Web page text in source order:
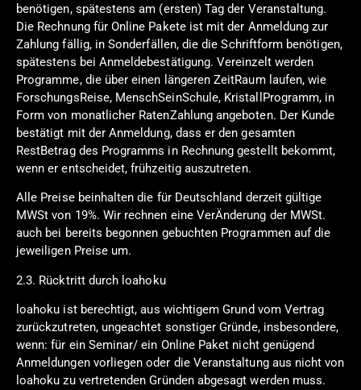
benötigen, spätestens am (ersten) Tag der Veranstaltung.
Die Rechnung für Online Pakete ist mit der Anmeldung zur
Zahlung fällig, in Sonderfällen, die die Schriftform benötigen,
spätestens bei Anmeldebestätigung. Vereinzelt werden
Programme, die über einen längeren ZeitRaum laufen, wie
ForschungsReise, MenschSeinSchule, KristallProgramm, in
Form von monatlicher RatenZahlung angeboten. Der Kunde
bestätigt mit der Anmeldung, dass er den gesamten
RestBetrag des Programms in Rechnung gestellt bekommt,
wenn er entscheidet, frühzeitig auszutreten.
Alle Preise beinhalten die für Deutschland derzeit gültige
MWSt von 19%. Wir rechnen eine VerÄnderung der MWSt.
auch bei bereits begonnen gebuchten Programmen auf die
jeweiligen Preise um.
2.3. Rücktritt durch loahoku
loahoku ist berechtigt, aus wichtigem Grund vom Vertrag
zurückzutreten, ungeachtet sonstiger Gründe, insbesondere,
wenn: für ein Seminar/ ein Online Paket nicht genügend
Anmeldungen vorliegen oder die Veranstaltung aus nicht von
loahoku zu vertretenden Gründen abgesagt werden muss.